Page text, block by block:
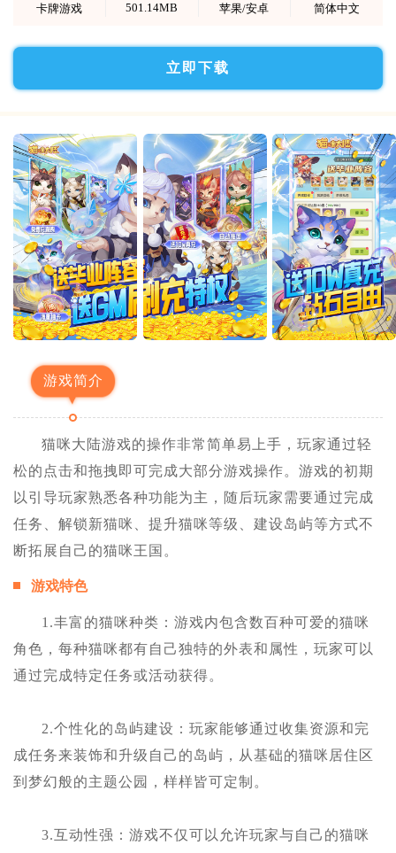
卡牌游戏
501.14MB
苹果/安卓
简体中文
立即下载
游戏简介
猫咪大陆游戏的操作非常简单易上手，玩家通过轻
松的点击和拖拽即可完成大部分游戏操作。游戏的初期
以引导玩家熟悉各种功能为主，随后玩家需要通过完成
任务、解锁新猫咪、提升猫咪等级、建设岛屿等方式不
断拓展自己的猫咪王国。
游戏特色
1.丰富的猫咪种类：游戏内包含数百种可爱的猫咪
角色，每种猫咪都有自己独特的外表和属性，玩家可以
通过完成特定任务或活动获得。
2.个性化的岛屿建设：玩家能够通过收集资源和完
成任务来装饰和升级自己的岛屿，从基础的猫咪居住区
到梦幻般的主题公园，样样皆可定制。
3.互动性强：游戏不仅可以允许玩家与自己的猫咪